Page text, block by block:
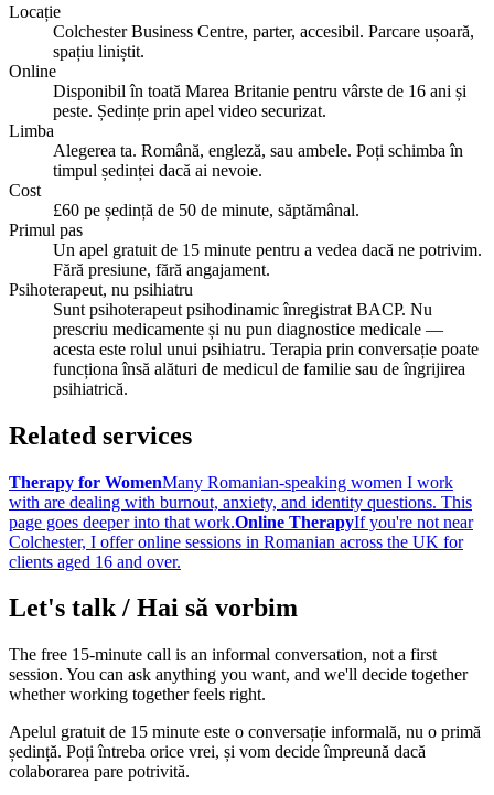
Locație
Colchester Business Centre, parter, accesibil. Parcare ușoară,
spațiu liniștit.
Online
Disponibil în toată Marea Britanie pentru vârste de 16 ani și
peste. Ședințe prin apel video securizat.
Limba
Alegerea ta. Română, engleză, sau ambele. Poți schimba în
timpul ședinței dacă ai nevoie.
Cost
£60 pe ședință de 50 de minute, săptămânal.
Primul pas
Un apel gratuit de 15 minute pentru a vedea dacă ne potrivim.
Fără presiune, fără angajament.
Psihoterapeut, nu psihiatru
Sunt psihoterapeut psihodinamic înregistrat BACP. Nu
prescriu medicamente și nu pun diagnostice medicale —
acesta este rolul unui psihiatru. Terapia prin conversație poate
funcționa însă alături de medicul de familie sau de îngrijirea
psihiatrică.
Related services
Therapy for WomenMany Romanian-speaking women I work
with are dealing with burnout, anxiety, and identity questions. This
page goes deeper into that work.Online TherapyIf you're not near
Colchester, I offer online sessions in Romanian across the UK for
clients aged 16 and over.
Let's talk / Hai să vorbim
The free 15-minute call is an informal conversation, not a first
session. You can ask anything you want, and we'll decide together
whether working together feels right.
Apelul gratuit de 15 minute este o conversație informală, nu o primă
ședință. Poți întreba orice vrei, și vom decide împreună dacă
colaborarea pare potrivită.